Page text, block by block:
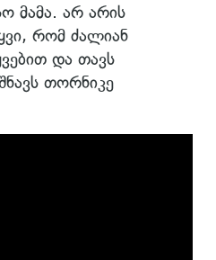
მამა. არ არის
რომ ძალიან
და თავს
თორნიკე